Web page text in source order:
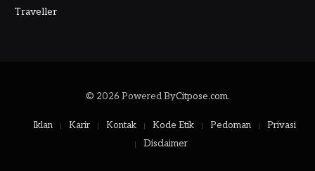
Traveller
© 2026 Powered ByCitpose.com.
Iklan Karir Kontak Kode Etik Pedoman
Privasi
Disclaimer